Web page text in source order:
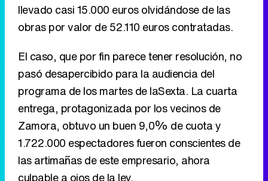
programa de los martes de laSexta. La cuarta
entrega, protagonizada por los vecinos de
1.722.000 espectadores fueron conscientes de
las artimañas de este empresario, ahora
culpable a ojos de la ley.
Eliminar anuncios